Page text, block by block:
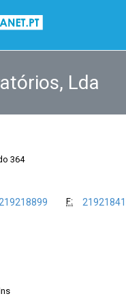
Lda
364
219218899 F: